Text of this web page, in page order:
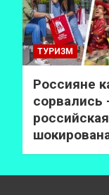
ТУРИЗМ
Россияне
сорвались